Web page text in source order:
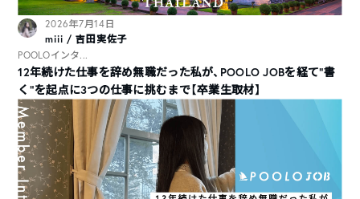
2026年7月14日
miii / 吉田実佐子
POOLOインタ...
12年続けた仕事を辞め無職だった私が、POOLO JOBを経て“書
く”を起点に3つの仕事に挑むまで【卒業生取材】